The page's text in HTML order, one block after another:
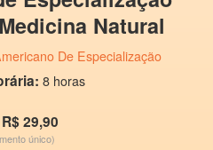
Natural
De Especialização
8 horas
29,90
único)